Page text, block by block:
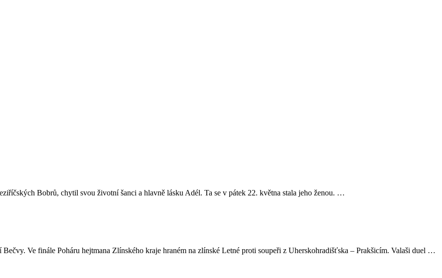
Bobrů, chytil svou životní šanci a hlavně lásku Adél. Ta se v pátek 22. května stala jeho ženou. …
Ve finále Poháru hejtmana Zlínského kraje hraném na zlínské Letné proti soupeři z Uherskohradišťska – Prakšicím. Valaši duel …